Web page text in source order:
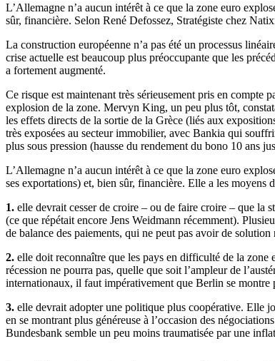
L’Allemagne n’a aucun intérêt à ce que la zone euro
sûr, financière. Selon René Defossez, Stratégiste chez
La construction européenne n’a pas été un processus
crise actuelle est beaucoup plus préoccupante que les
a fortement augmenté.
Ce risque est maintenant très sérieusement pris en compte
explosion de la zone. Mervyn King, un peu plus tôt,
les effets directs de la sortie de la Grèce (liés aux
très exposées au secteur immobilier, avec Bankia qui
plus sous pression (hausse du rendement du bono 10 ans
L’Allemagne n’a aucun intérêt à ce que la zone euro
ses exportations) et, bien sûr, financière. Elle a les moyens
1. elle devrait cesser de croire – ou de faire croire – que la
(ce que répétait encore Jens Weidmann récemment).
de balance des paiements, qui ne peut pas avoir de
2. elle doit reconnaître que les pays en difficulté de la zone
récession ne pourra pas, quelle que soit l’ampleur de
internationaux, il faut impérativement que Berlin se montre
3. elle devrait adopter une politique plus coopérative. Elle
en se montrant plus généreuse à l’occasion des
Bundesbank semble un peu moins traumatisée par une